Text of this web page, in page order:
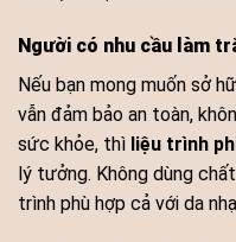
Người có nhu cầu làm
Nếu bạn mong muốn sở
vẫn đảm bảo an toàn,
sức khỏe, thì liệu trình
lý tưởng. Không dùng
trình phù hợp cả với da